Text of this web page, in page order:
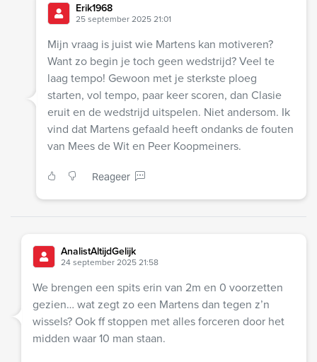
Erik1968
25 september 2025 21:01
Mijn vraag is juist wie Martens kan motiveren?
Want zo begin je toch geen wedstrijd? Veel te
laag tempo! Gewoon met je sterkste ploeg
starten, vol tempo, paar keer scoren, dan Clasie
eruit en de wedstrijd uitspelen. Niet andersom. Ik
vind dat Martens gefaald heeft ondanks de fouten
van Mees de Wit en Peer Koopmeiners.
Reageer
AnalistAltijdGelijk
24 september 2025 21:58
We brengen een spits erin van 2m en 0 voorzetten
gezien… wat zegt zo een Martens dan tegen z’n
wissels? Ook ff stoppen met alles forceren door het
midden waar 10 man staan.